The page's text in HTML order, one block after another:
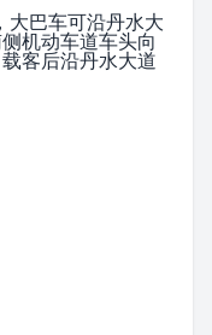
大巴车可沿丹水大
机动车道车头向
客后沿丹水大道